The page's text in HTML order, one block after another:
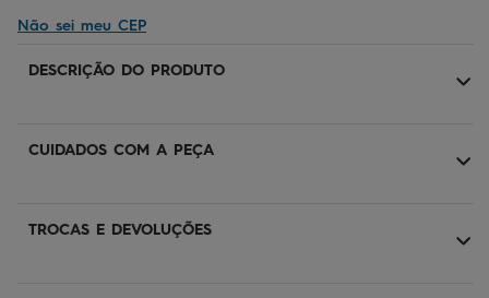
Não sei meu CEP
DESCRIÇÃO DO PRODUTO
CUIDADOS COM A PEÇA
TROCAS E DEVOLUÇÕES